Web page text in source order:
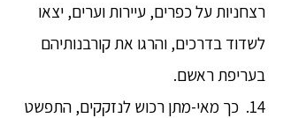
רצחניות על כפרים, עיירות וערים, יצאו
לשדוד בדרכים, והרגו את קורבנותיהם
בעריפת ראשם.
14. כך מאי-מתן רכוש לנזקקים, התפשט